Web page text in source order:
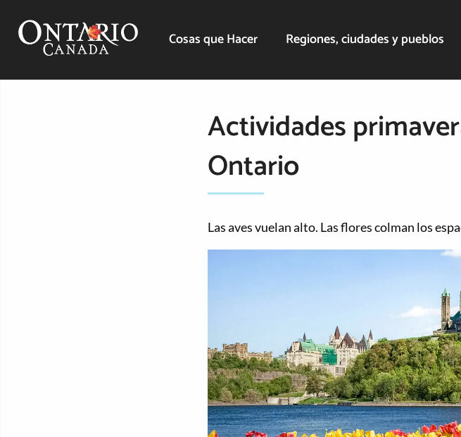
Cosas que Hacer Regiones, ciudades y pueblos
Actividades
Ontario
Las aves vuelan alto. Las flores colman los